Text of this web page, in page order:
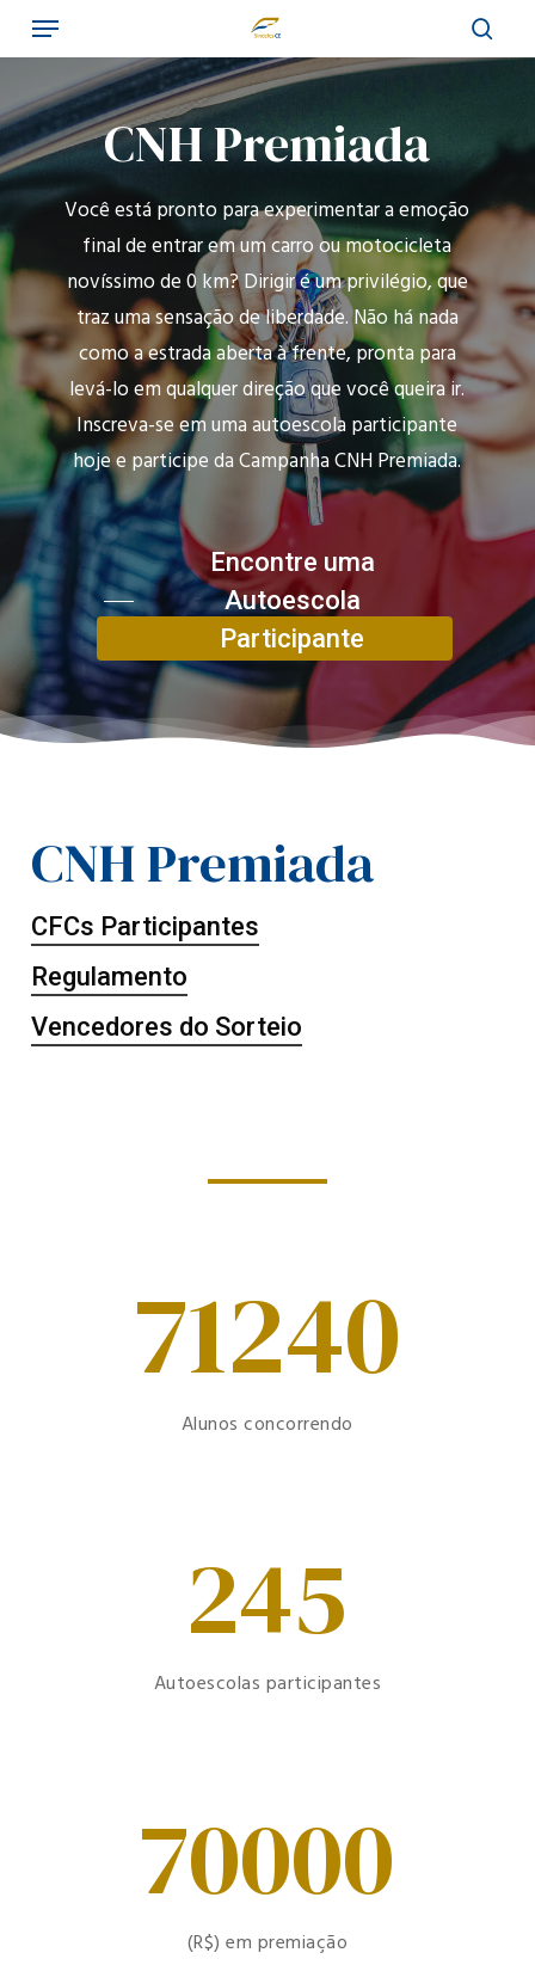
Skip
to
main
content
Menu
CNH Premiada
Você está pronto para experimentar a emoção
final de entrar em um carro ou motocicleta
novíssimo de 0 km? Dirigir é um privilégio, que
traz uma sensação de liberdade. Não há nada
como a estrada aberta à frente, pronta para
levá-lo em qualquer direção que você queira ir.
Inscreva-se em uma autoescola participante
hoje e participe da Campanha CNH Premiada.
Encontre uma
Autoescola
Participante
CNH Premiada
CFCs Participantes
Regulamento
Vencedores do Sorteio
71240
Alunos concorrendo
245
Autoescolas participantes
70000
(R$) em premiação